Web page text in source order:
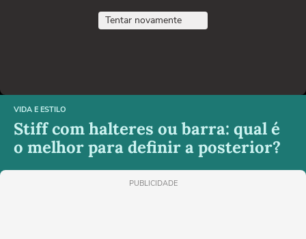
Tentar novamente
VIDA E ESTILO
Stiff com halteres ou barra: qual é
o melhor para definir a posterior?
PUBLICIDADE